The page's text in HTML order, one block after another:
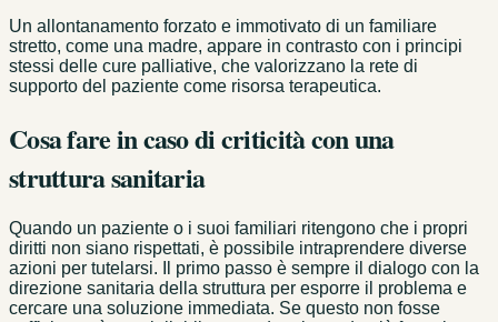
Un allontanamento forzato e immotivato di un familiare
stretto, come una madre, appare in contrasto con i principi
stessi delle cure palliative, che valorizzano la rete di
supporto del paziente come risorsa terapeutica.
Cosa fare in caso di criticità con una
struttura sanitaria
Quando un paziente o i suoi familiari ritengono che i propri
diritti non siano rispettati, è possibile intraprendere diverse
azioni per tutelarsi. Il primo passo è sempre il dialogo con la
direzione sanitaria della struttura per esporre il problema e
cercare una soluzione immediata. Se questo non fosse